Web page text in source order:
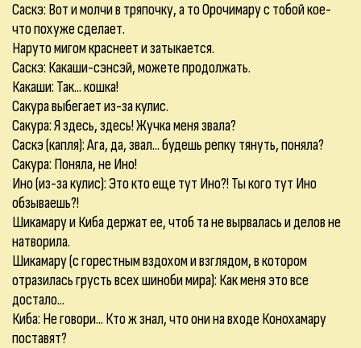
Саскэ: Вот и молчи в тряпочку, а то Орочимару с тобой кое-
что похуже сделает.
Наруто мигом краснеет и затыкается.
Саскэ: Какаши-сэнсэй, можете продолжать.
Какаши: Так... кошка!
Сакура выбегает из-за кулис.
Сакура: Я здесь, здесь! Жучка меня звала?
Саскэ (капля): Ага, да, звал... будешь репку тянуть, поняла?
Сакура: Поняла, не Ино!
Ино (из-за кулис): Это кто еще тут Ино?! Ты кого тут Ино
обзываешь?!
Шикамару и Киба держат ее, чтоб та не вырвалась и делов не
натворила.
Шикамару (с горестным вздохом и взглядом, в котором
отразилась грусть всех шиноби мира): Как меня это все
достало...
Киба: Не говори... Кто ж знал, что они на входе Конохамару
поставят?